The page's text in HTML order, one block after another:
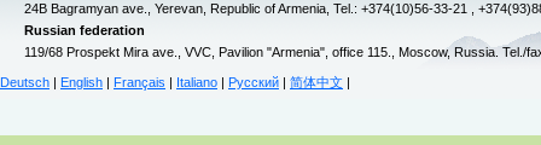
24B Bagramyan ave., Yerevan, Republic of Armenia, Tel.: +374(10)56-33-21 ,
Russian federation
119/68 Prospekt Mira ave., VVC, Pavilion "Armenia", office 115., Moscow, Russia. Tel./
Deutsch English Français Italiano Русский 简体中文